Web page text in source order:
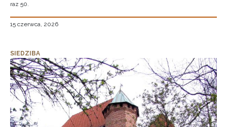
raz 50.
15 czerwca, 2026
SIEDZIBA